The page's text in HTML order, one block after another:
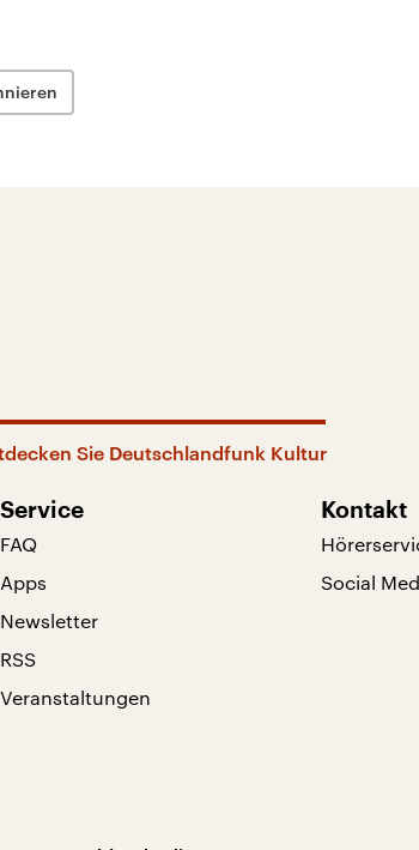
Sie Deutschlandfunk Kultur
Service
FAQ
Apps
Newsletter
RSS
Veranstaltungen
Kontakt
Social